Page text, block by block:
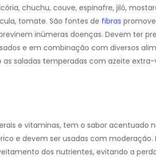
chuchu, couve, espinafre, jiló,
tomate. São fontes de fibras
inúmeras doenças. Devem ter
e em combinação com diversos
saladas temperadas com azeite
e vitaminas, tem o sabor acentuado
e devem ser usadas com moderação.
dos nutrientes, evitando a